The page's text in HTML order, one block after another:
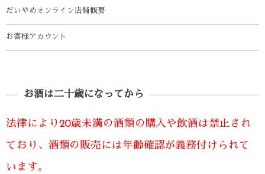
だいやめオンライン店舗概要
お客様アカウント
お酒は二十歳になってから
法律により20歳未満の酒類の購入や飲酒は禁止され
ており、酒類の販売には年齢確認が義務付けられて
います。